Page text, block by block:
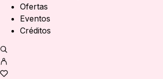
Ofertas
Eventos
Créditos